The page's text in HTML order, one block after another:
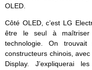
OLED.
Côté OLED, c’est LG
être le seul à
technologie. On
constructeurs chinois,
Display. J’expliquerai